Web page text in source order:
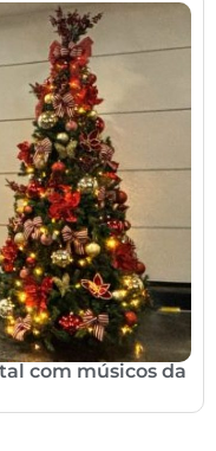
com músicos da